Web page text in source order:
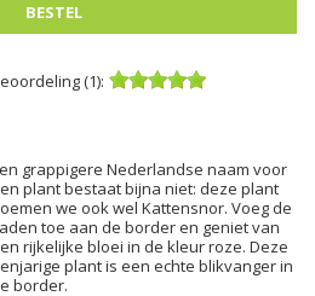
(1):
grappigere Nederlandse naam voor
plant bestaat bijna niet: deze plant
we ook wel Kattensnor. Voeg de
toe aan de border en geniet van
rijkelijke bloei in de kleur roze. Deze
plant is een echte blikvanger in
border.